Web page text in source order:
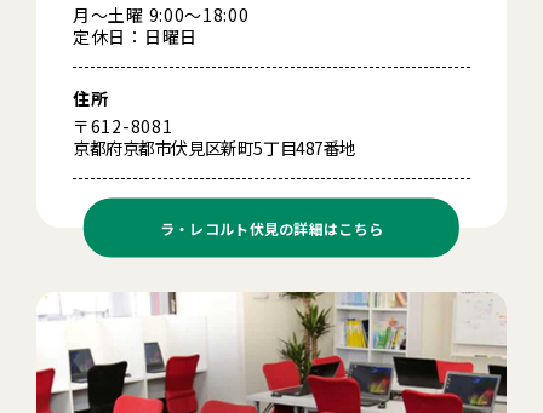
月～土曜 9:00～18:00
定休日：日曜日
住所
〒612-8081
京都府京都市伏見区新町5丁目487番地
ラ・レコルト伏見の詳細はこちら